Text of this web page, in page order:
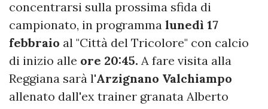
concentrarsi sulla prossima sfida di
campionato, in programma lunedì 17
febbraio al "Città del Tricolore" con calcio
di inizio alle ore 20:45. A fare visita alla
Reggiana sarà l'Arzignano Valchiampo
allenato dall'ex trainer granata Alberto